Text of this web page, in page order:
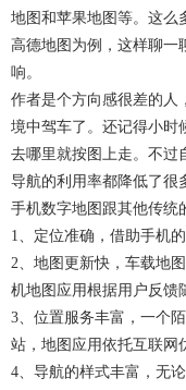
地图和苹果地图等。这么
高德地图为例，这样聊一
响。
作者是个方向感很差的人
境中驾车了。还记得小时
去哪里就按图上走。不过
导航的利用率都降低了很
手机数字地图跟其他传统
1、定位准确，借助手机
2、地图更新快，车载地
机地图应用根据用户反馈
3、位置服务丰富，一个
站，地图应用依托互联网
4、导航的样式丰富，无